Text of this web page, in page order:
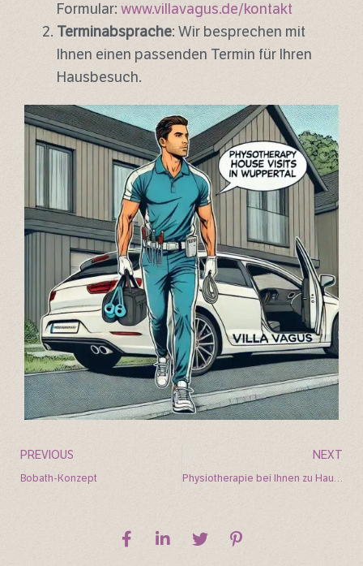
Formular: www.villavagus.de/kontakt
Terminabsprache: Wir besprechen mit
Ihnen einen passenden Termin für Ihren
Hausbesuch.
PREVIOUS
Bobath-Konzept
NEXT